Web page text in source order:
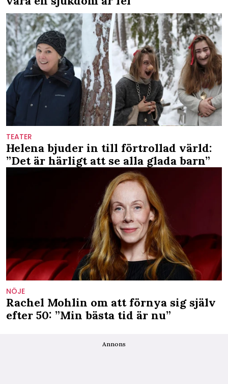
TEATER
Helena bjuder in till förtrollad värld:
”Det är härligt att se alla glada barn”
NÖJE
Rachel Mohlin om att förnya sig själv
efter 50: ”Min bästa tid är nu”
Annons